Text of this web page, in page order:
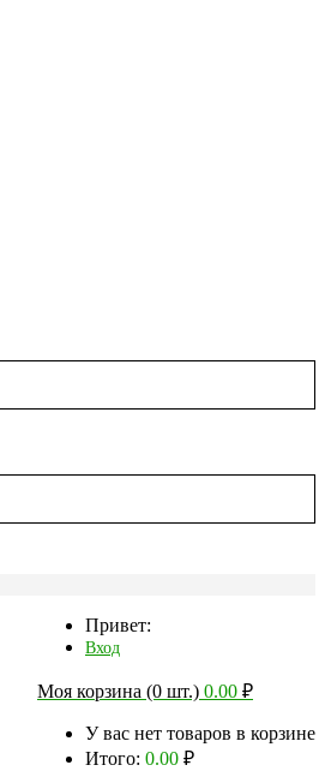
Привет:
Вход
Моя корзина (0 шт.) 0.00 ₽
У вас нет товаров в корзине
Итого: 0.00 ₽